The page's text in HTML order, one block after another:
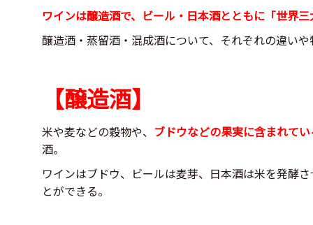
ワインは醸造酒で、ビール・日本酒とともに「世界
醸造酒・蒸留酒・混成酒について、それぞれの違い
【醸造酒】
米や麦などの穀物や、 ブドウなどの果実に含まれて
酒。
ワインはブドウ、ビールは麦芽、日本酒は米を発酵
とができる。